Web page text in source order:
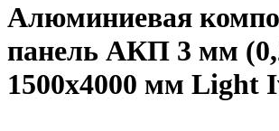
Алюминиевая
панель АКП 3 мм
1500х4000 мм Light